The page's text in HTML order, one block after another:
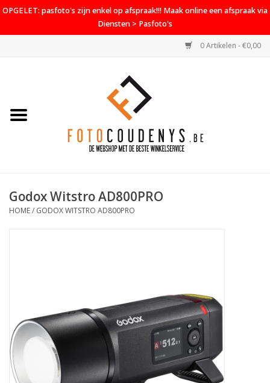
OPGELET: pasfoto's zijn enkel op afspraak!!! Maak online een afspraak via
Diensten > Pasfoto's
0 Artikelen - €0,00
Home
PROMO
Godox Witstro AD800PRO
HOME/ GODOX WITSTRO AD800PRO